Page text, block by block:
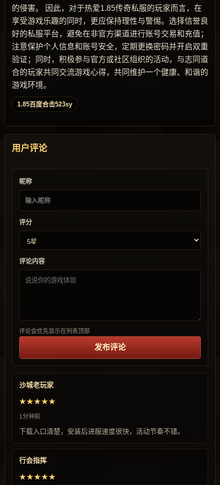
的侵害。 因此，对于热爱1.85传奇私服的玩家而言，在
享受游戏乐趣的同时，更应保持理性与警惕。选择信誉良
好的私服平台，避免在非官方渠道进行账号交易和充值；
注意保护个人信息和账号安全，定期更换密码并开启双重
验证；同时，积极参与官方或社区组织的活动，与志同道
合的玩家共同交流游戏心得，共同维护一个健康、和谐的
游戏环境。
1.85百度合击523sy
用户评论
昵称
评分
评论内容
评论会优先显示在列表顶部
发布评论
沙城老玩家
★★★★★
1分钟前
下载入口清楚，安装后进服速度很快，活动节奏不错。
行会指挥
★★★★★